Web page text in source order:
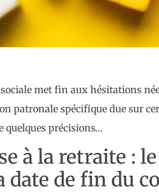
met fin aux hésitations
patronale spécifique due sur
quelques précisions…
à la retraite :
date de fin du